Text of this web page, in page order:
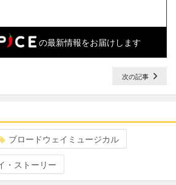
の最新情報をお届けします
次の記事
ブロードウェイミュージカル
・ストーリー